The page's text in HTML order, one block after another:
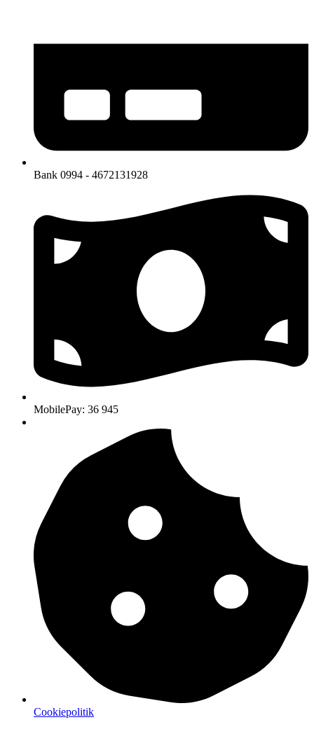
Bank 0994 - 4672131928
MobilePay: 36 945
Cookiepolitik